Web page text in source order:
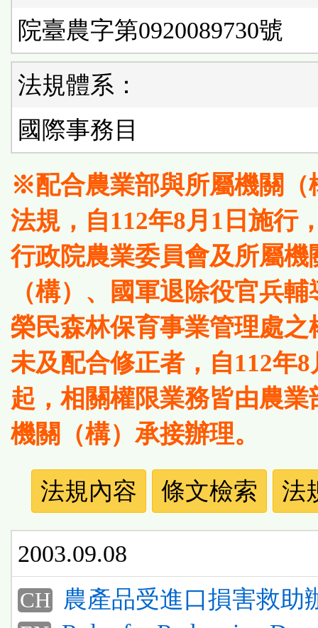
院臺農字第0920089730號
法規體系：
國際事務目
※配合農業部與所屬機關（
法規，自112年8月1日施行
行政院農業委員會及所屬機
（構）、國軍退除役官兵
榮民森林保育事業管理處之
未及配合修正者，自112年8
起，相關權限業務皆由農業
機關（構）承接辦理。
規
功
能
按
法規內容 條文檢索 法
2003.09.08
CH 農產品受進口損害救助